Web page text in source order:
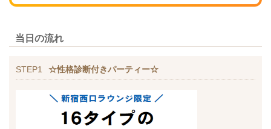
当日の流れ
STEP1 ☆性格診断付きパーティー☆